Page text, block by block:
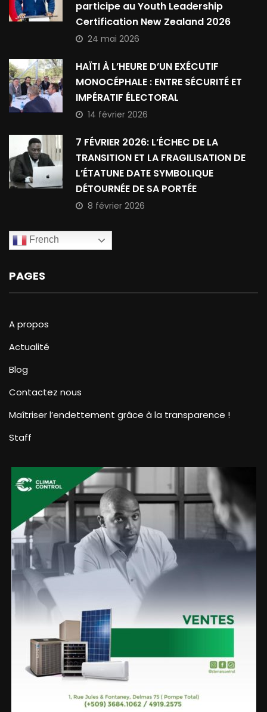
participe au Youth Leadership
Certification New Zealand 2026
24 mai 2026
HAÏTI À L’HEURE D’UN EXÉCUTIF
MONOCÉPHALE : ENTRE SÉCURITÉ ET
IMPÉRATIF ÉLECTORAL
14 février 2026
7 FÉVRIER 2026: L’ÉCHEC DE LA
TRANSITION ET LA FRAGILISATION DE
L’ÉTATUNE DATE SYMBOLIQUE
DÉTOURNÉE DE SA PORTÉE
8 février 2026
French
PAGES
A propos
Actualité
Blog
Contactez nous
Maîtriser l’endettement grâce à la transparence !
Staff